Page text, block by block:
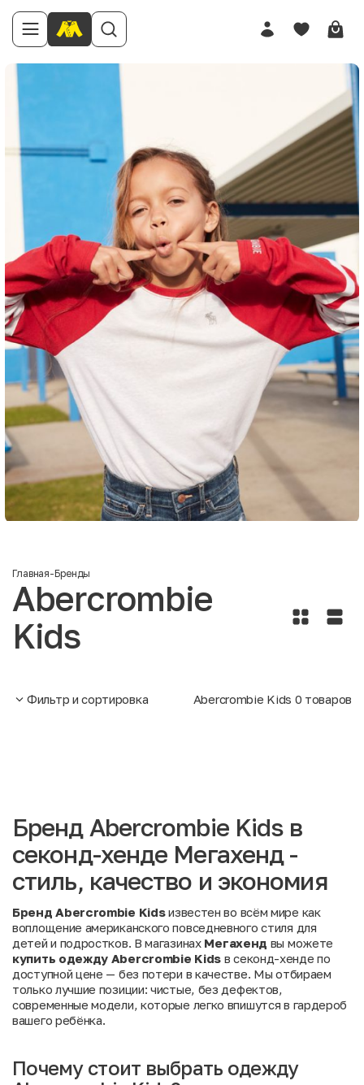
Главная-Бренды
Abercrombie
Kids
Фильтр и сортировка Abercrombie Kids 0 товаров
Бренд Abercrombie Kids в
секонд-хенде Мегахенд -
стиль, качество и экономия
Бренд Abercrombie Kidsизвестен во всём мире как
воплощение американского повседневного стиля для
детей и подростков. В магазинах Мегахенд вы можете
купить одежду Abercrombie Kids в секонд-хенде по
доступной цене — без потери в качестве. Мы отбираем
только лучшие позиции: чистые, без дефектов,
современные модели, которые легко впишутся в гардероб
вашего ребёнка.
Почему стоит выбрать одежду